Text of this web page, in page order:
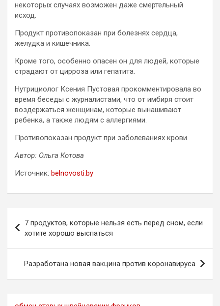
некоторых случаях возможен даже смертельный
исход.
Продукт противопоказан при болезнях сердца,
желудка и кишечника.
Кроме того, особенно опасен он для людей, которые
страдают от цирроза или гепатита.
Нутрициолог Ксения Пустовая прокомментировала во
время беседы с журналистами, что от имбиря стоит
воздержаться женщинам, которые вынашивают
ребенка, а также людям с аллергиями.
Противопоказан продукт при заболеваниях крови.
Автор: Ольга Котова
Источник: belnovosti.by
по
записям
7 продуктов, которые нельзя есть перед сном, если
хотите хорошо выспаться
Разработана новая вакцина против коронавируса